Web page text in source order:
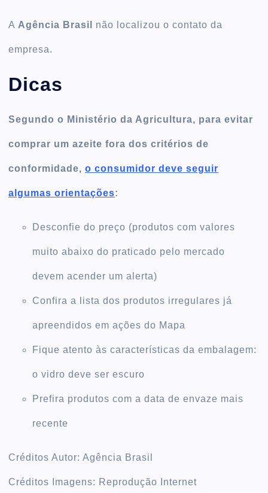
A Agência Brasil não localizou o contato da
empresa.
Dicas
Segundo o Ministério da Agricultura, para evitar
comprar um azeite fora dos critérios de
conformidade,o consumidor deve seguir
algumas orientações:
Desconfie do preço (produtos com valores
muito abaixo do praticado pelo mercado
devem acender um alerta)
Confira a lista dos produtos irregulares já
apreendidos em ações do Mapa
Fique atento às características da embalagem:
o vidro deve ser escuro
Prefira produtos com a data de envaze mais
recente
Créditos Autor: Agência Brasil
Créditos Imagens: Reprodução Internet